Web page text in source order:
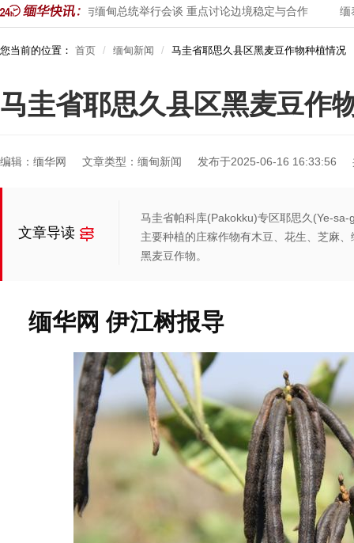
泰国总理与缅甸总统举行会谈 重点讨论边境稳定与合作 缅
您当前的位置： 首页 缅甸新闻 马圭省耶思久县区黑麦豆作物种植情况
马圭省耶思久县区黑麦豆作
编辑：缅华网 文章类型：缅甸新闻 发布于2025-06-16 16:33:56
文章导读
马圭省帕科库(Pakokku)专区耶思久(Ye-
主要种植的庄稼作物有木豆、花生、芝麻
黑麦豆作物。
缅华网 伊江树报导